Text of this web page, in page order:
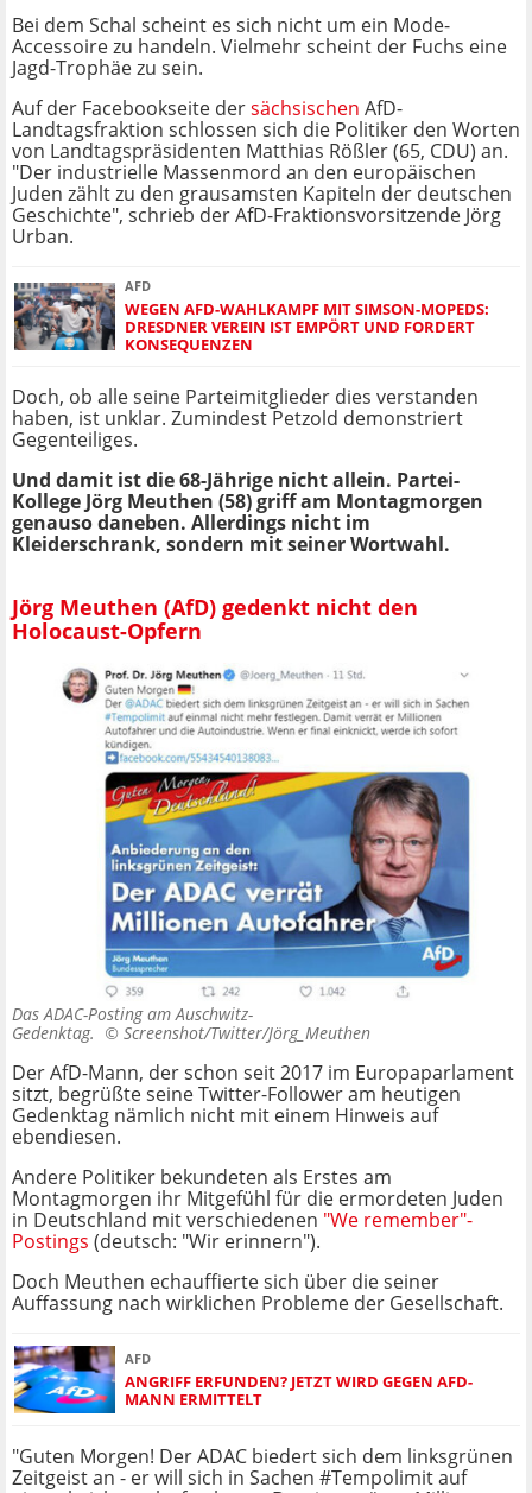
Bei dem Schal scheint es sich nicht um ein Mode-
Accessoire zu handeln. Vielmehr scheint der Fuchs eine
Jagd-Trophäe zu sein.
Auf der Facebookseite dersächsischen AfD-
Landtagsfraktion schlossen sich die Politiker den Worten
von Landtagspräsidenten Matthias Rößler (65, CDU) an.
"Der industrielle Massenmord an den europäischen
Juden zählt zu den grausamsten Kapiteln der deutschen
Geschichte", schrieb der AfD-Fraktionsvorsitzende Jörg
Urban.
AFD
WEGEN AFD-WAHLKAMPF MIT SIMSON-MOPEDS:
DRESDNER VEREIN IST EMPÖRT UND FORDERT
KONSEQUENZEN
Doch, ob alle seine Parteimitglieder dies verstanden
haben, ist unklar. Zumindest Petzold demonstriert
Gegenteiliges.
Und damit ist die 68-Jährige nicht allein. Partei-
Kollege Jörg Meuthen (58) griff am Montagmorgen
genauso daneben. Allerdings nicht im
Kleiderschrank, sondern mit seiner Wortwahl.
Jörg Meuthen (AfD) gedenkt nicht den
Holocaust-Opfern
Das ADAC-Posting am Auschwitz-
Gedenktag. © Screenshot/Twitter/Jörg_Meuthen
Der AfD-Mann, der schon seit 2017 im Europaparlament
sitzt, begrüßte seine Twitter-Follower am heutigen
Gedenktag nämlich nicht mit einem Hinweis auf
ebendiesen.
Andere Politiker bekundeten als Erstes am
Montagmorgen ihr Mitgefühl für die ermordeten Juden
in Deutschland mit verschiedenen "We remember"-
Postings (deutsch: "Wir erinnern").
Doch Meuthen echauffierte sich über die seiner
Auffassung nach wirklichen Probleme der Gesellschaft.
AFD
ANGRIFF ERFUNDEN? JETZT WIRD GEGEN AFD-
MANN ERMITTELT
"Guten Morgen! Der ADAC biedert sich dem linksgrünen
Zeitgeist an - er will sich in Sachen #Tempolimit auf